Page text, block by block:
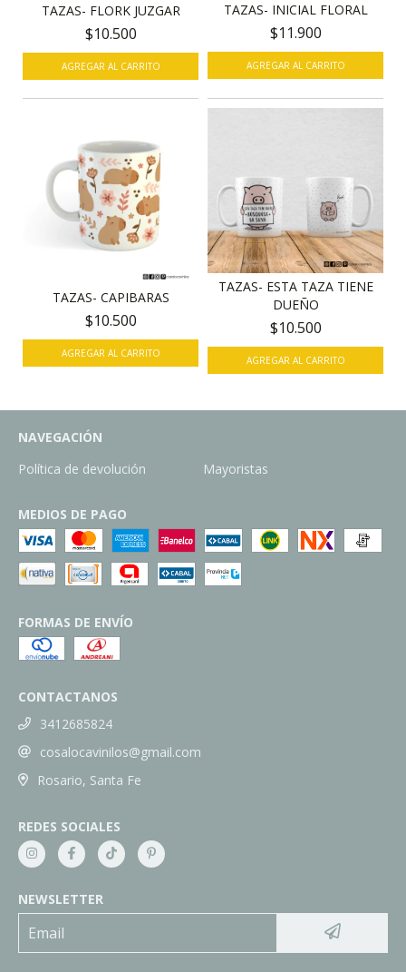
TAZAS- FLORK JUZGAR
$10.500
TAZAS- INICIAL FLORAL
$11.900
TAZAS- CAPIBARAS
$10.500
AGREGAR AL CARRITO
TAZAS- ESTA TAZA TIENE
DUEÑO
$10.500
AGREGAR AL CARRITO
NAVEGACIÓN
Política de devolución
Mayoristas
MEDIOS DE PAGO
FORMAS DE ENVÍO
CONTACTANOS
3412685824
cosalocavinilos@gmail.com
Rosario, Santa Fe
REDES SOCIALES
NEWSLETTER